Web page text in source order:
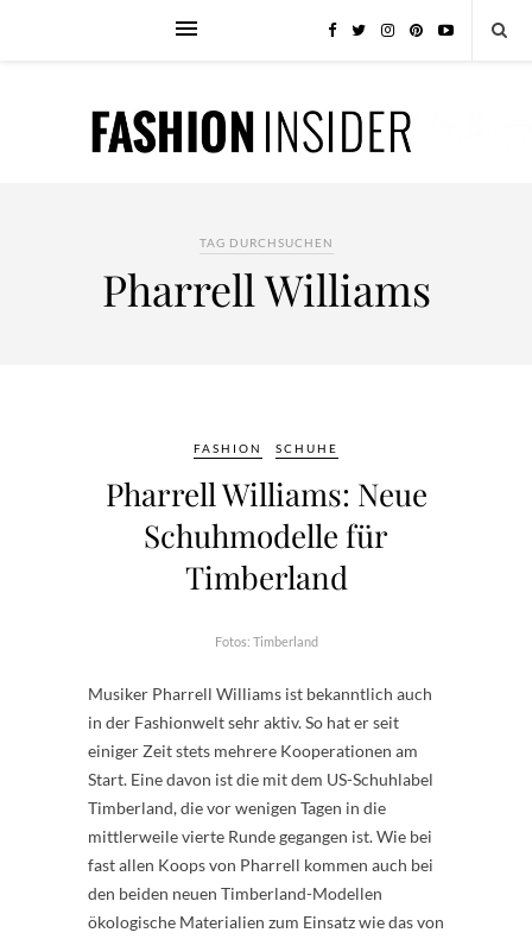
TAG DURCHSUCHEN
Pharrell Williams
FASHION SCHUHE
Pharrell Williams: Neue
Schuhmodelle für
Timberland
Fotos: Timberland
Musiker Pharrell Williams ist bekanntlich auch
in der Fashionwelt sehr aktiv. So hat er seit
einiger Zeit stets mehrere Kooperationen am
Start. Eine davon ist die mit dem US-Schuhlabel
Timberland, die vor wenigen Tagen in die
mittlerweile vierte Runde gegangen ist. Wie bei
fast allen Koops von Pharrell kommen auch bei
den beiden neuen Timberland-Modellen
ökologische Materialien zum Einsatz wie das von